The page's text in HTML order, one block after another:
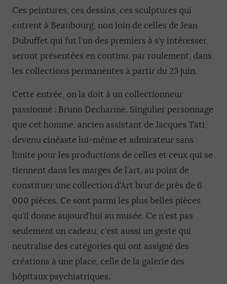
Ces peintures, ces dessins, ces sculptures qui
entrent à Beaubourg, non loin de celles de Jean
Dubuffet qui fut l’un des premiers à s’y intéresser,
seront présentées en continu, par roulement, dans
les collections permanentes à partir du 23 juin.
Cette entrée, on la doit à un collectionneur
passionné : Bruno Decharme. Singulier personnage
que cet homme, ancien assistant de Jacques Tati,
devenu cinéaste lui-même et admirateur sans
limite pour les productions de celles et ceux qui se
tiennent dans les marges de l’art, au point de
constituer une collection d’Art brut de près de 6
000 pièces. Ce sont parmi les plus belles pièces
qu’il donne aujourd’hui au musée. Ce n’est pas
seulement un cadeau, c’est aussi un geste qui
neutralise des catégories qui ont assigné des
créations à une place, celle de la galerie des
hôpitaux psychiatriques.